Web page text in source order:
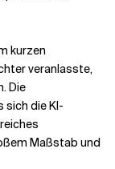
kurzen
veranlasste,
Die
sich die KI-
Maßstab und